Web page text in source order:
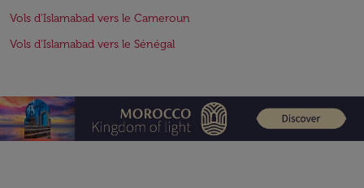
Vols d'Islamabad vers le Cameroun
Vols d'Islamabad vers le Sénégal